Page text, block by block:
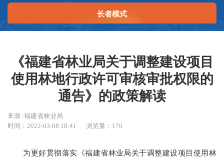
长者模式
《福建省林业局关于调整建设项目
使用林地行政许可审核审批权限的
通告》的政策解读
来源 :福建省林业局
时间：2022-03-08 18:41
浏览量： 170
为更好贯彻落实《福建省林业局关于调整建设项目使用林